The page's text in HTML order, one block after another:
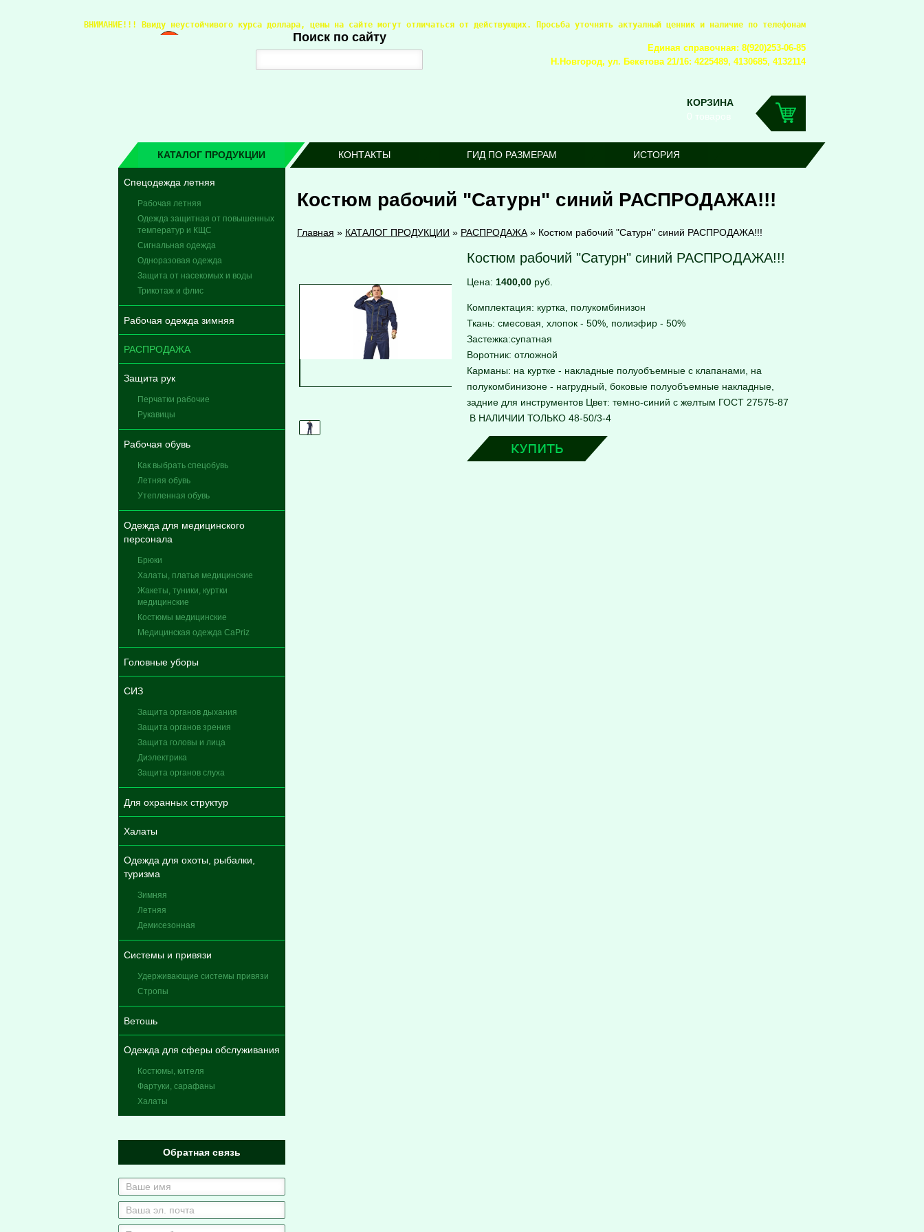
Поиск по сайту
КОРЗИНА
0 товаров
ВНИМАНИЕ!!! Ввиду неустойчивого курса доллара, цены на сайте могут отличаться от действующих. Просьба уточнять актуалный ценник и наличие по телефонам
Единая справочная: 8(920)253-06-85
Н.Новгород, ул. Бекетова 21/16: 4225489, 4130685, 4132114
КАТАЛОГ ПРОДУКЦИИ КОНТАКТЫ ГИД ПО РАЗМЕРАМ ИСТОРИЯ
Спецодежда летняя
Рабочая летняя
Одежда защитная от повышенных
температур и КЩС
Сигнальная одежда
Одноразовая одежда
Защита от насекомых и воды
Трикотаж и флис
Рабочая одежда зимняя
РАСПРОДАЖА
Защита рук
Перчатки рабочие
Рукавицы
Рабочая обувь
Как выбрать спецобувь
Летняя обувь
Утепленная обувь
Одежда для медицинского
персонала
Брюки
Халаты, платья медицинские
Жакеты, туники, куртки
медицинские
Костюмы медицинские
Медицинская одежда CaPriz
Головные уборы
СИЗ
Защита органов дыхания
Защита органов зрения
Защита головы и лица
Диэлектрика
Защита органов слуха
Для охранных структур
Халаты
Одежда для охоты, рыбалки,
туризма
Зимняя
Летняя
Демисезонная
Системы и привязи
Удерживающие системы привязи
Стропы
Ветошь
Одежда для сферы обслуживания
Костюмы, кителя
Фартуки, сарафаны
Халаты
Обратная связь
Костюм рабочий "Сатурн" синий РАСПРОДАЖА!!!
Главная » КАТАЛОГ ПРОДУКЦИИ » РАСПРОДАЖА» Костюм рабочий "Сатурн" синий РАСПРОДАЖА!!!
Костюм рабочий "Сатурн" синий РАСПРОДАЖА!!!
Цена: 1400,00 руб.
Комплектация: куртка, полукомбинизон
Ткань: смесовая, хлопок - 50%, полиэфир - 50%
Застежка:супатная
Воротник: отложной
Карманы: на куртке - накладные полуобъемные с клапанами, на
полукомбинизоне - нагрудный, боковые полуобъемные накладные,
задние для инструментов Цвет: темно-синий с желтым ГОСТ 27575-87
В НАЛИЧИИ ТОЛЬКО 48-50/3-4